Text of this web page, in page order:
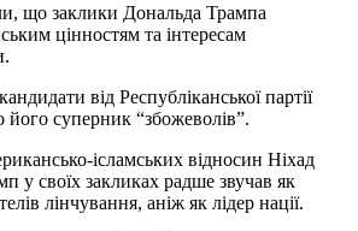
що заклики Дональда Трампа
цінностям та інтересам
від Республіканської партії
суперник “збожеволів”.
ісламських відносин Ніхад
у своїх закликах радше звучав як
лінчування, аніж як лідер нації.